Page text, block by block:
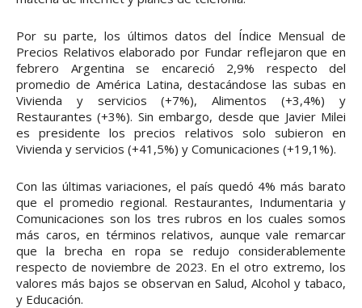
Por su parte, los últimos datos del Índice Mensual de
Precios Relativos elaborado por Fundar reflejaron que en
febrero Argentina se encareció 2,9% respecto del
promedio de América Latina, destacándose las subas en
Vivienda y servicios (+7%), Alimentos (+3,4%) y
Restaurantes (+3%). Sin embargo, desde que Javier Milei
es presidente los precios relativos solo subieron en
Vivienda y servicios (+41,5%) y Comunicaciones (+19,1%).
Con las últimas variaciones, el país quedó 4% más barato
que el promedio regional. Restaurantes, Indumentaria y
Comunicaciones son los tres rubros en los cuales somos
más caros, en términos relativos, aunque vale remarcar
que la brecha en ropa se redujo considerablemente
respecto de noviembre de 2023. En el otro extremo, los
valores más bajos se observan en Salud, Alcohol y tabaco,
y Educación.